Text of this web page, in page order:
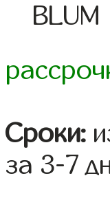
BLUM
Сроки:
за 3-7